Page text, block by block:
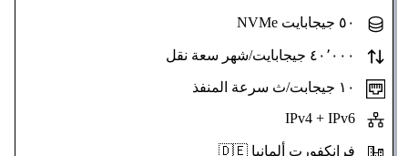
فرانكفورت ألمانيا 🇩🇪